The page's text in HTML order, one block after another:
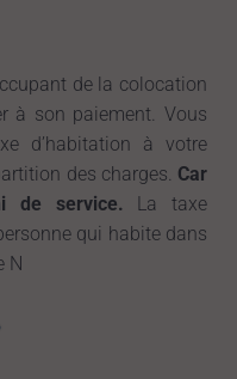
de la colocation
à son paiement. Vous
d’habitation à votre
des charges. Car
de service. La taxe
qui habite dans
N